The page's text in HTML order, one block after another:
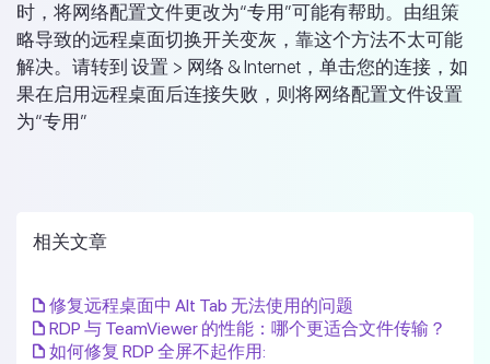
时，将网络配置文件更改为“专用”可能有帮助。由组策
略导致的远程桌面切换开关变灰，靠这个方法不太可能
解决。请转到 设置 > 网络 & Internet，单击您的连接，如
果在启用远程桌面后连接失败，则将网络配置文件设置
为“专用”
相关文章
修复远程桌面中 Alt Tab 无法使用的问题
RDP 与 TeamViewer 的性能：哪个更适合文件传输？
如何修复 RDP 全屏不起作用: